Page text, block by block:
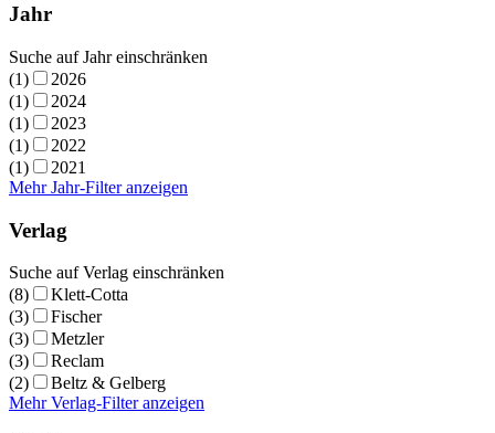
Jahr
Suche auf Jahr einschränken
(1)
2026
(1)
2024
(1)
2023
(1)
2022
(1)
2021
Mehr Jahr-Filter anzeigen
Verlag
Suche auf Verlag einschränken
(8)
Klett-Cotta
(3)
Fischer
(3)
Metzler
(3)
Reclam
(2)
Beltz & Gelberg
Mehr Verlag-Filter anzeigen